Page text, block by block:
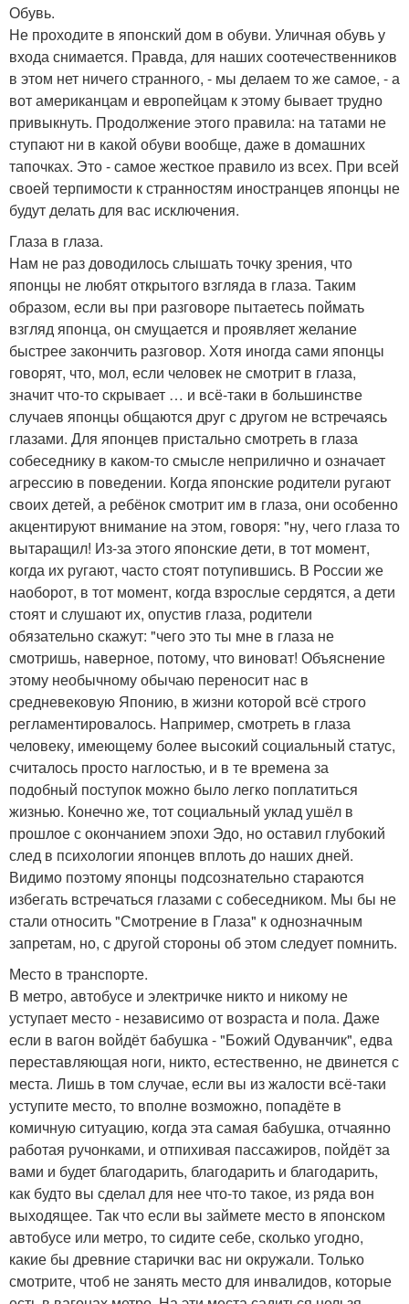
Обувь.
Не проходите в японский дом в обуви. Уличная обувь у
входа снимается. Правда, для наших соотечественников
в этом нет ничего странного, - мы делаем то же самое, - а
вот американцам и европейцам к этому бывает трудно
привыкнуть. Продолжение этого правила: на татами не
ступают ни в какой обуви вообще, даже в домашних
тапочках. Это - самое жесткое правило из всех. При всей
своей терпимости к странностям иностранцев японцы не
будут делать для вас исключения.
Глаза в глаза.
Нам не раз доводилось слышать точку зрения, что
японцы не любят открытого взгляда в глаза. Таким
образом, если вы при разговоре пытаетесь поймать
взгляд японца, он смущается и проявляет желание
быстрее закончить разговор. Хотя иногда сами японцы
говорят, что, мол, если человек не смотрит в глаза,
значит что-то скрывает … и всё-таки в большинстве
случаев японцы общаются друг с другом не встречаясь
глазами. Для японцев пристально смотреть в глаза
собеседнику в каком-то смысле неприлично и означает
агрессию в поведении. Когда японские родители ругают
своих детей, а ребёнок смотрит им в глаза, они особенно
акцентируют внимание на этом, говоря: "ну, чего глаза то
вытаращил! Из-за этого японские дети, в тот момент,
когда их ругают, часто стоят потупившись. В России же
наоборот, в тот момент, когда взрослые сердятся, а дети
стоят и слушают их, опустив глаза, родители
обязательно скажут: "чего это ты мне в глаза не
смотришь, наверное, потому, что виноват! Объяснение
этому необычному обычаю переносит нас в
средневековую Японию, в жизни которой всё строго
регламентировалось. Например, смотреть в глаза
человеку, имеющему более высокий социальный статус,
считалось просто наглостью, и в те времена за
подобный поступок можно было легко поплатиться
жизнью. Конечно же, тот социальный уклад ушёл в
прошлое с окончанием эпохи Эдо, но оставил глубокий
след в психологии японцев вплоть до наших дней.
Видимо поэтому японцы подсознательно стараются
избегать встречаться глазами с собеседником. Мы бы не
стали относить "Смотрение в Глаза" к однозначным
запретам, но, с другой стороны об этом следует помнить.
Место в транспорте.
В метро, автобусе и электричке никто и никому не
уступает место - независимо от возраста и пола. Даже
если в вагон войдёт бабушка - "Божий Одуванчик", едва
переставляющая ноги, никто, естественно, не двинется с
места. Лишь в том случае, если вы из жалости всё-таки
уступите место, то вполне возможно, попадёте в
комичную ситуацию, когда эта самая бабушка, отчаянно
работая ручонками, и отпихивая пассажиров, пойдёт за
вами и будет благодарить, благодарить и благодарить,
как будто вы сделал для нее что-то такое, из ряда вон
выходящее. Так что если вы займете место в японском
автобусе или метро, то сидите себе, сколько угодно,
какие бы древние старички вас ни окружали. Только
смотрите, чтоб не занять место для инвалидов, которые